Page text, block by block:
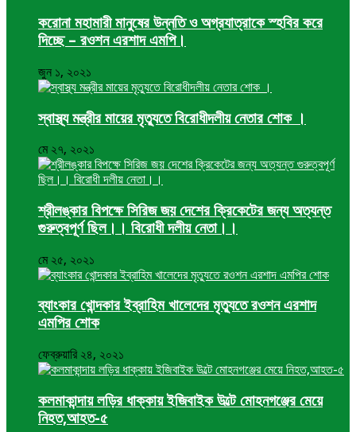
করোনা মহামারী মানুষের উন্নতি ও অগ্রযাত্রাকে স্হবির করে
দিচ্ছে – রওশন এরশাদ এমপি।
জুন ১, ২০২১
স্বাস্থ্য মন্ত্রীর মায়ের মৃত্যুতে বিরোধীদলীয় নেতার শোক ।
মে ২৭, ২০২১
শ্রীলঙ্কার বিপক্ষে সিরিজ জয় দেশের ক্রিকেটের জন্য অত্যন্ত
গুরুত্বপূর্ণ ছিল।। বিরোধী দলীয় নেতা।।
মে ২৫, ২০২১
ব্যাংকার খোন্দকার ইব্রাহিম খালেদের মৃত্যুতে রওশন এরশাদ
এমপির শোক
ফেব্রুয়ারি ২৪, ২০২১
কলমাকান্দায় লড়ির ধাক্কায় ইজিবাইক উল্টে মোহনগঞ্জের মেয়ে
নিহত,আহত-৫